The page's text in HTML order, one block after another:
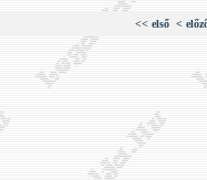
<< első <